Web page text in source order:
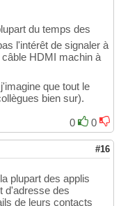
du temps des
l'intérêt de signaler à
câble HDMI machin à
que tout le
bien sur).
0
0
#16
plupart des applis
d'adresse des
de leurs contacts